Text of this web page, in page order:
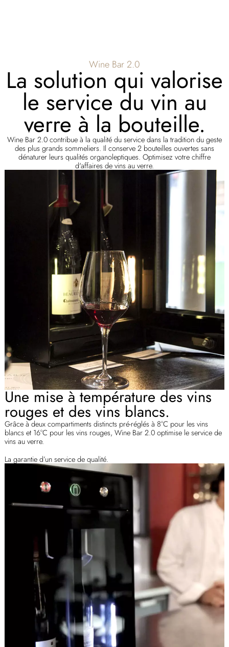
Wine Bar 2.0
La solution qui valorise
le service du vin au
verre à la bouteille.
Wine Bar 2.0 contribue à la qualité du service dans la tradition du geste
des plus grands sommeliers. Il conserve 2 bouteilles ouvertes sans
dénaturer leurs qualités organoleptiques. Optimisez votre chiffre
d'affaires de vins au verre.
Une mise à température des vins
rouges et des vins blancs.
Grâce à deux compartiments distincts pré-réglés à 8°C pour les vins
blancs et 16°C pour les vins rouges, Wine Bar 2.0 optimise le service de
vins au verre.
La garantie d’un service de qualité.